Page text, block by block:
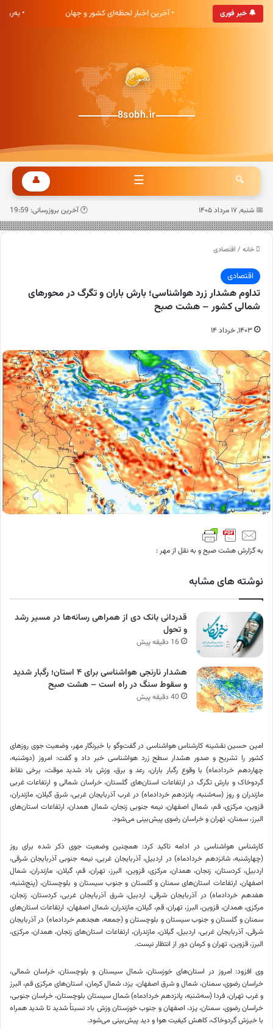
🔔 خبر فوری
صبح خوش آمدید • آخرین اخبار لحظه‌ای کشور و جهان •
8sobh.ir
🔍
☰
👤
📅 شنبه, ۱۷ مرداد ۱۴۰۵ 🕐 آخرین بروزرسانی: 19:59
خانه / اقتصادی
اقتصادی
تداوم هشدار زرد هواشناسی؛ بارش باران و تگرگ در محورهای
شمالی کشور – هشت صبح
۱۴۰۳, خرداد ۱۴
به گزارش هشت صبح و به نقل از مهر :
نوشته های مشابه
قدردانی بانک دی از همراهی رسانه‌ها در مسیر رشد
و تحول
16 دقیقه پیش
هشدار نارنجی هواشناسی برای ۴ استان؛ رگبار شدید
و سقوط سنگ در راه است – هشت صبح
40 دقیقه پیش
امین حسین نقشینه کارشناس هواشناسی در گفت‌وگو با خبرنگار مهر، وضعیت جوی روزهای
کشور را تشریح و صدور هشدار سطح زرد هواشناسی خبر داد و گفت: امروز (دوشنبه،
چهاردهم خردادماه) با وقوع رگبار باران، رعد و برق، وزش باد شدید موقت، برخی نقاط
گردوخاک و بارش تگرگ در ارتفاعات استان‌های گلستان، خراسان شمالی و ارتفاعات غربی
مازندران و روز (سه‌شنبه، پانزدهم خردادماه) در غرب آذربایجان غربی، شرق گیلان، مازندران،
قزوین، مرکزی، قم، شمال اصفهان، نیمه جنوبی زنجان، شمال همدان، ارتفاعات استان‌های
البرز، سمنان، تهران و خراسان رضوی پیش‌بینی می‌شود.
کارشناس هواشناسی در ادامه تاکید کرد: همچنین وضعیت جوی ذکر شده برای روز
(چهارشنبه، شانزدهم خردادماه) در اردبیل، آذربایجان غربی، نیمه جنوبی آذربایجان شرقی،
اردبیل، کردستان، زنجان، همدان، مرکزی، قزوین، البرز، تهران، قم، گیلان، مازندران، شمال
اصفهان، ارتفاعات استان‌های سمنان و گلستان و جنوب سیستان و بلوچستان، (پنج‌شنبه،
هفدهم خردادماه) در آذربایجان شرقی، اردبیل، شرق آذربایجان غربی، کردستان، زنجان،
مرکزی، همدان، قزوین، البرز، تهران، قم، گیلان، مازندران، شمال اصفهان، ارتفاعات استان‌های
سمنان و گلستان و جنوب سیستان و بلوچستان و (جمعه، هجدهم خردادماه) در آذربایجان
شرقی، آذربایجان غربی، اردبیل، گیلان، مازندران، ارتفاعات استان‌های زنجان، همدان، مرکزی،
البرز، قزوین، تهران و کرمان دور از انتظار نیست.
وی افزود: امروز در استان‌های خوزستان، شمال سیستان و بلوچستان، خراسان شمالی،
خراسان رضوی، سمنان، شمال و شرق اصفهان، یزد، شمال کرمان، استان‌های مرکزی قم، البرز
و غرب تهران، فردا (سه‌شنبه، پانزدهم خردادماه) شمال سیستان بلوچستان، خراسان جنوبی،
خراسان رضوی، سمنان، یزد، اصفهان و جنوب خوزستان وزش باد نسبتاً شدید تا شدید همراه
با خیزش گردوخاک، کاهش کیفیت هوا و دید پیش‌بینی می‌شود.